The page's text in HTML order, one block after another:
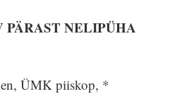
PÄRAST NELIPÜHA
ÜMK piiskop, *